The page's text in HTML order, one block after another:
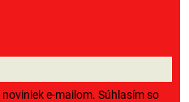
e-mailom. Súhlasím so